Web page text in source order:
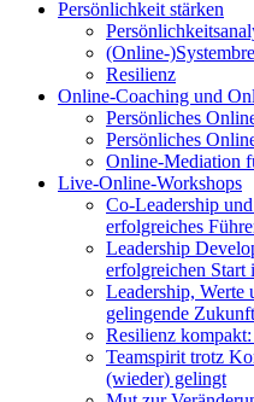
Persönlichkeit stärken
(Online-
Resilienz
Online-Coaching und
Persönliches
Persönliches
Online-Mediation
Live-Online-Workshops
Co-Leadership
erfolgreiches
Leadership
erfolgreichen Start
Leadership, Werte
gelingende Zukunft
Resilienz
Teamspirit trotz
(wieder) gelingt